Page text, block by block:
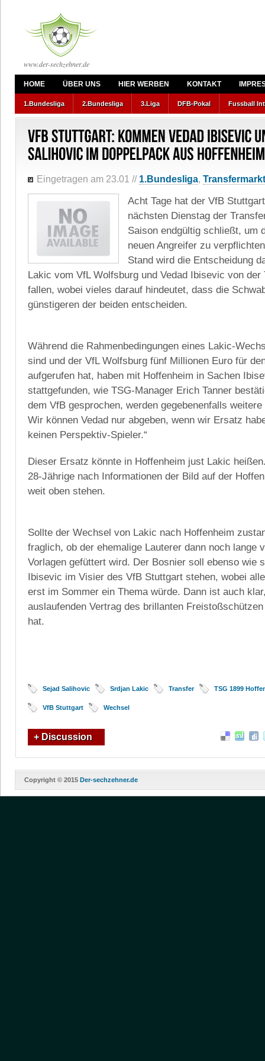
www.der-sechzehner.de
HOME ÜBER UNS HIER WERBEN KONTAKT
1.Bundesliga 2.Bundesliga 3.Liga DFB-Pokal Fussball
Eingetragen am 23.01 // 1.Bundesliga, Transfermarkt
Acht Tage hat der VfB
nächsten Dienstag der
Saison endgültig schließt, um
neuen Angreifer zu
Stand wird die Entscheidung
Lakic vom VfL Wolfsburg und Vedad Ibisevic von der
fallen, wobei vieles darauf hindeutet, dass die
günstigeren der beiden entscheiden.
Während die Rahmenbedingungen eines Lakic-
sind und der VfL Wolfsburg fünf Millionen Euro für
aufgerufen hat, haben mit Hoffenheim in Sachen
stattgefunden, wie TSG-Manager Erich Tanner
dem VfB gesprochen, werden gegebenenfalls
Wir können Vedad nur abgeben, wenn wir Ersatz
keinen Perspektiv-Spieler.“
Dieser Ersatz könnte in Hoffenheim just Lakic
28-Jährige nach Informationen der Bild auf der
weit oben stehen.
Sollte der Wechsel von Lakic nach Hoffenheim
fraglich, ob der ehemalige Lauterer dann noch lange
Vorlagen gefüttert wird. Der Bosnier soll ebenso wie
Ibisevic im Visier des VfB Stuttgart stehen, wobei
erst im Sommer ein Thema würde. Dann ist auch
auslaufenden Vertrag des brillanten
hat.
Sejad Salihovic Srdjan Lakic Transfer TSG 1899
VfB Stuttgart Wechsel
+ Discussion
Copyright © 2015 Der-sechzehner.de